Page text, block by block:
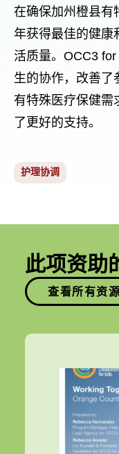
在确保加州橙县有
年获得最佳的健康
活质量。OCC3
生的协作，改善了
有特殊医疗保健需
了更好的支持。
护理协调
此项资助
查看所有资源